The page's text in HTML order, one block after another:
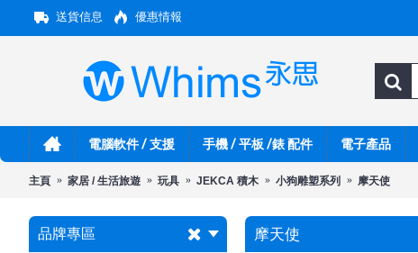
送貨信息 優惠情報
電腦軟件 / 支援 手機 / 平板 /錶 配件 電子產品
主頁 家居 / 生活旅遊 玩具 JEKCA 積木 小狗雕塑系列 摩天使
品牌專區 摩天使